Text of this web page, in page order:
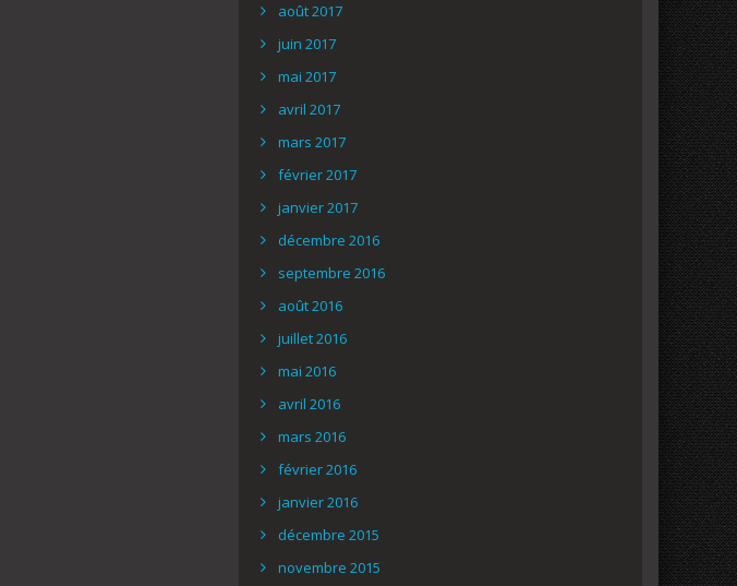
août 2017
juin 2017
mai 2017
avril 2017
mars 2017
février 2017
janvier 2017
décembre 2016
septembre 2016
août 2016
juillet 2016
mai 2016
avril 2016
mars 2016
février 2016
janvier 2016
décembre 2015
novembre 2015